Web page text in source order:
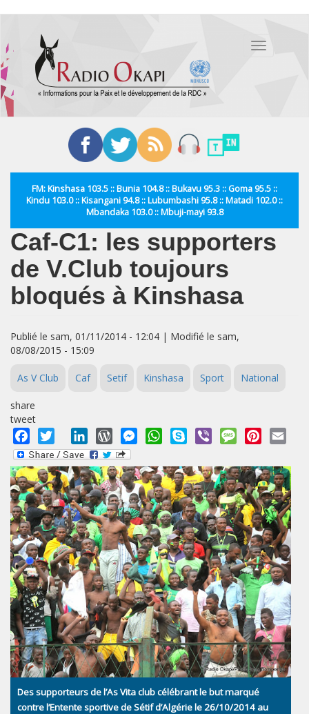
contenu
principal
Toggle
FM: Kinshasa 103.5 :: Bunia 104.8 :: Bukavu 95.3 :: Goma 95.5 ::
Kindu 103.0 :: Kisangani 94.8 :: Lubumbashi 95.8 :: Matadi 102.0 ::
Mbandaka 103.0 :: Mbuji-mayi 93.8
Caf-C1: les supporters
de V.Club toujours
bloqués à Kinshasa
Publié le sam, 01/11/2014 - 12:04 | Modifié le sam,
08/08/2015 - 15:09
As V Club Caf Setif Kinshasa Sport National
share
tweet
Facebook
Twitter LinkedInWordPressMessengerWhatsApp
Skype Viber MessagePinterest
Des supporteurs de l’As Vita club célébrant le but marqué
contre l’Entente sportive de Sétif d’Algérie le 26/10/2014 au